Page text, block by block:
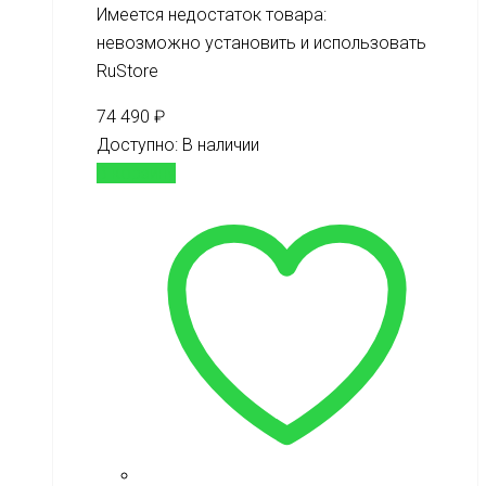
Имеется недостаток товара:
невозможно установить и использовать
RuStore
74 490 ₽
Доступно: В наличии